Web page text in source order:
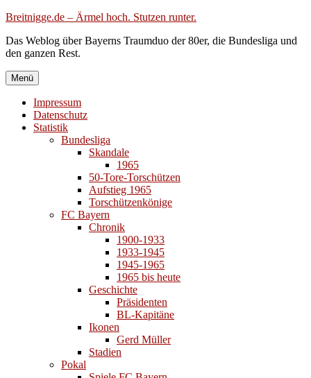
Zum
springen
Breitnigge.de – Ärmel hoch. Stutzen runter.
Das Weblog über Bayerns Traumduo der 80er, die Bundesliga und
den ganzen Rest.
Menü
Impressum
Datenschutz
Statistik
Bundesliga
Skandale
1965
50-Tore-Torschützen
Aufstieg 1965
Torschützenkönige
FC Bayern
Chronik
1900-1933
1933-1945
1945-1965
1965 bis heute
Geschichte
Präsidenten
BL-Kapitäne
Ikonen
Gerd Müller
Stadien
Pokal